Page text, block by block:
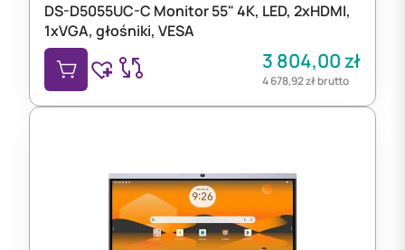
DS-D5055UC-C Monitor 55" 4K, LED, 2xHDMI,
1xVGA, głośniki, VESA
3 804,00zł
4 678,92złbrutto